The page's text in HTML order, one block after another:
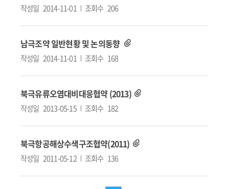
작성일 2014-11-01 조회수 206
남극조약 일반현황 및 논의동향
작성일 2014-11-01 조회수 168
북극유류오염대비대응협약 (2013)
작성일 2013-05-15 조회수 182
북극항공해상수색구조협약(2011)
작성일 2011-05-12 조회수 136